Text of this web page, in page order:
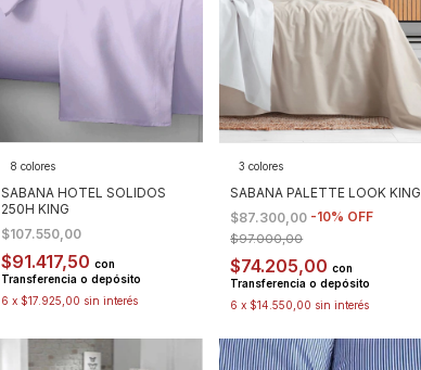
8 colores
SABANA HOTEL SOLIDOS
250H KING
$107.550,00
$91.417,50 con
Transferencia o depósito
6 x $17.925,00 sin interés
3 colores
SABANA PALETTE LOOK KING
$87.300,00 -10% OFF
$97.000,00
$74.205,00con
Transferencia o depósito
6 x $14.550,00 sin interés